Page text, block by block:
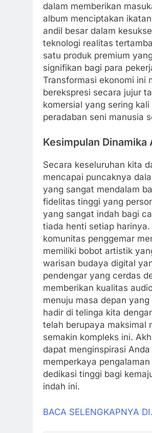
dalam memberikan
album menciptakan
andil besar dalam
teknologi realitas
satu produk premium
signifikan bagi para
Transformasi ekonomi ini
berekspresi secara jujur
komersial yang sering
peradaban seni manusia
Kesimpulan Dinamika
Secara keseluruhan kita
mencapai puncaknya
yang sangat mendalam
fidelitas tinggi yang
yang sangat indah bagi
tiada henti setiap
komunitas penggemar
memiliki bobot artistik
warisan budaya digital
pendengar yang cerdas
memberikan kualitas
menuju masa depan
hadir di telinga kita
telah berupaya maksimal
semakin kompleks ini.
dapat menginspirasi
memperkaya
dedikasi tinggi bagi
indah ini.
BACA SELENGKAPNYA